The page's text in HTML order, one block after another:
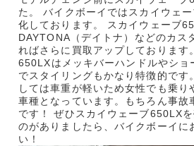
た。 バイクボーイではスカイウェ
化しております。 スカイウェーブ
DAYTONA（デイトナ）などのカス
ればさらに買取アップしております
650LXはメッキバーハンドルやショ
でスタイリングもかなり特徴的です
しては車重が軽いため女性でも乗り
車種となっています。もちろん事故
です！ ぜひスカイウェーブ650LX
のがありましたら、バイクボーイに
い！